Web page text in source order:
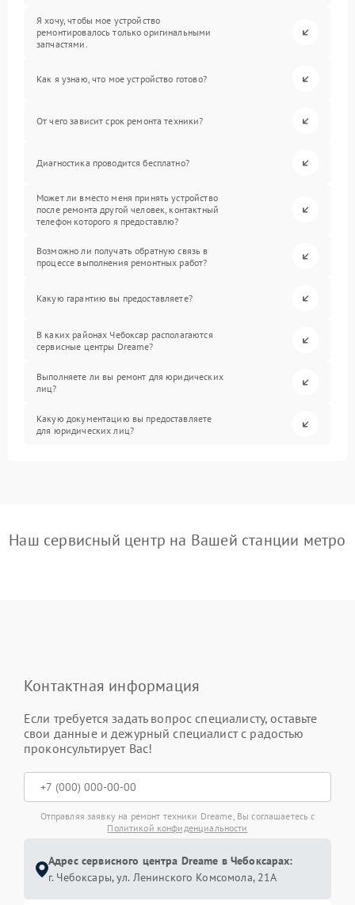
Я хочу, чтобы мое устройство
ремонтировалось только оригинальными
запчастями.
Как я узнаю, что мое устройство готово?
От чего зависит срок ремонта техники?
Диагностика проводится бесплатно?
Может ли вместо меня принять устройство
после ремонта другой человек, контактный
телефон которого я предоставлю?
Возможно ли получать обратную связь в
процессе выполнения ремонтных работ?
Какую гарантию вы предоставляете?
В каких районах Чебоксар располагаются
сервисные центры Dreame?
Выполняете ли вы ремонт для юридических
лиц?
Какую документацию вы предоставляете
для юридических лиц?
Наш сервисный центр на Вашей станции метро
Контактная информация
Если требуется задать вопрос специалисту, оставьте
свои данные и дежурный специалист с радостью
проконсультирует Вас!
Отправляя заявку на ремонт техники Dreame, Вы соглашаетесь с
Политикой конфиденциальности
Адрес сервисного центра Dreame в Чебоксарах:
г. Чебоксары, ул. Ленинского Комсомола, 21А